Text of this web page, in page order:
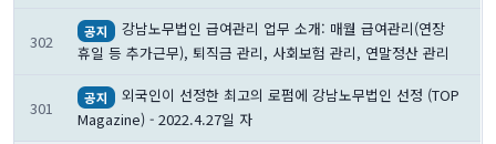
302
공지
강남노무법인 급여관리 업무 소개: 매월 급여관리(연장
휴일 등 추가근무), 퇴직금 관리, 사회보험 관리, 연말정산 관리
301
공지
외국인이 선정한 최고의 로펌에 강남노무법인 선정 (TOP
Magazine) - 2022.4.27일 자